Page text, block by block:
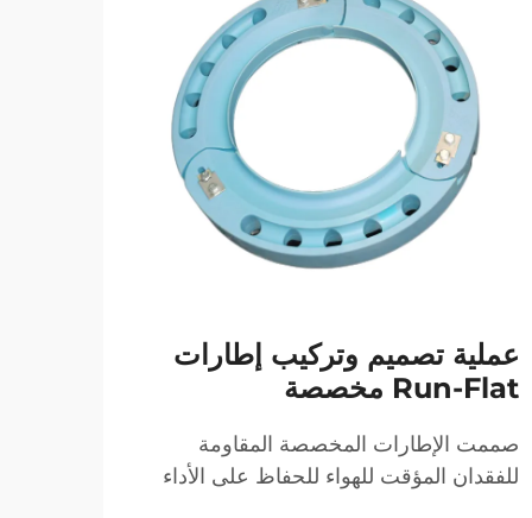
عملية تصميم وتركيب إطارات
Run-Flat مخصصة
صممت الإطارات المخصصة المقاومة
للفقدان المؤقت للهواء للحفاظ على الأداء